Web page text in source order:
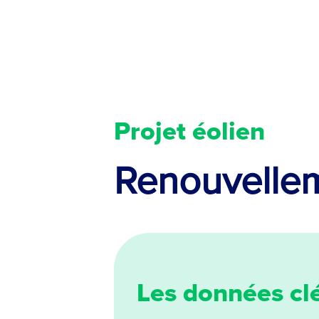
Projet éolien
Les données